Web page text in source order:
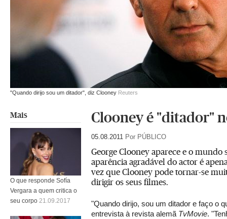
"Quando dirijo sou um ditador", diz Clooney Reuters
Clooney é "ditador"
05.08.2011 Por PÚBLICO
George Clooney aparece e o mundo
aparência agradável do actor é
vez que Clooney pode tornar-se
dirigir os seus filmes.
"Quando dirijo, sou um ditador e faço o
entrevista à revista alemã TvMovie.
Mais
O que responde Sofía
Vergara a quem critica o
seu corpo 21.09.2017